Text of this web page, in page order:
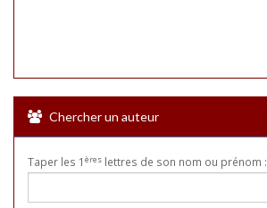
Chercher un auteur
Taper les 1 ères lettres de son nom ou prénom :